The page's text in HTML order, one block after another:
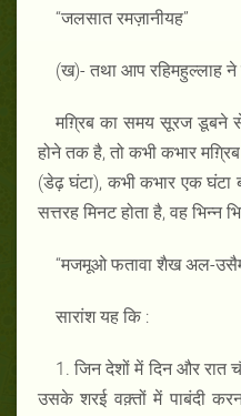
“जलसात रमज़ानीयह”
(ख)- तथा आप रहिमहुल्लाह ने
मग़्रिब का समय सूरज
होने तक है, तो कभी कभार
(डेढ़ घंटा), कभी कभार एक घंटा
सत्तरह मिनट होता है, वह भिन्न
“मजमूओ फतावा शैख अल-
सारांश यह कि :
1. जिन देशों में दिन और रात
उसके शरई वक़्तों में पाबंदी